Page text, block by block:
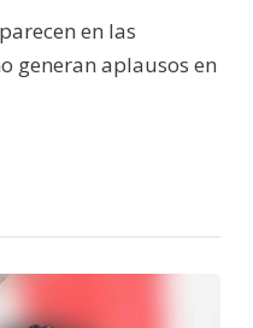
en las
generan aplausos en